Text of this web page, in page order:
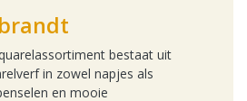
bestaat uit
in zowel napjes als
en mooie